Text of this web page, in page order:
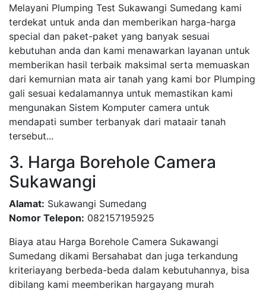
Melayani Plumping Test Sukawangi Sumedang kami
terdekat untuk anda dan memberikan harga-harga
special dan paket-paket yang banyak sesuai
kebutuhan anda dan kami menawarkan layanan untuk
memberikan hasil terbaik maksimal serta memuaskan
dari kemurnian mata air tanah yang kami bor Plumping
gali sesuai kedalamannya untuk memastikan kami
mengunakan Sistem Komputer camera untuk
mendapati sumber terbanyak dari mataair tanah
tersebut...
3. Harga Borehole Camera
Sukawangi
Alamat: Sukawangi Sumedang
Nomor Telepon: 082157195925
Biaya atau Harga Borehole Camera Sukawangi
Sumedang dikami Bersahabat dan juga terkandung
kriteriayang berbeda-beda dalam kebutuhannya, bisa
dibilang kami meemberikan hargayang murah